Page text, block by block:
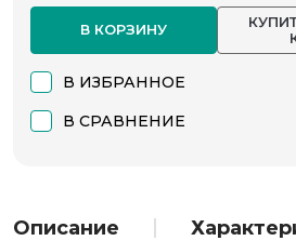
В КОРЗИНУ
В ИЗБРАННОЕ
В СРАВНЕНИЕ
Описание